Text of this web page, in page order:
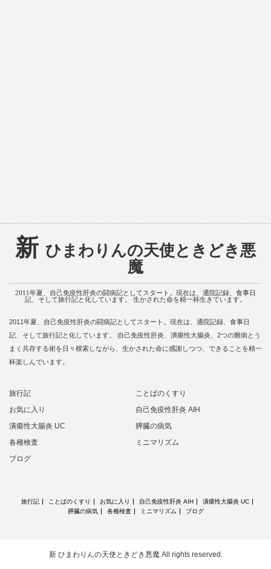
新 ひまわりんの天使ときどき悪
魔
2011年夏、自己免疫性肝炎の闘病記としてスタート。現在は、通院記録、食事日
記、そして旅行記と化しています。 生かされた命を精一杯生きています。
2011年夏、自己免疫性肝炎の闘病記としてスタート。現在は、通院記録、食事日
記、そして旅行記と化しています。 自己免疫性肝炎、潰瘍性大腸炎、2つの難病とう
まく共存する術を日々模索しながら、生かされた命に感謝しつつ、できることを精一
杯楽しんでいます。
旅行記
ことばのくすり
お気に入り
自己免疫性肝炎 AIH
潰瘍性大腸炎 UC
膵臓の病気
各種検査
ミニマリズム
ブログ
旅行記 ことばのくすり お気に入り 自己免疫性肝炎 AIH
潰瘍性大腸炎 UC
膵臓の病気
各種検査 ミニマリズム ブログ
新 ひまわりんの天使ときどき悪魔All rights reserved.